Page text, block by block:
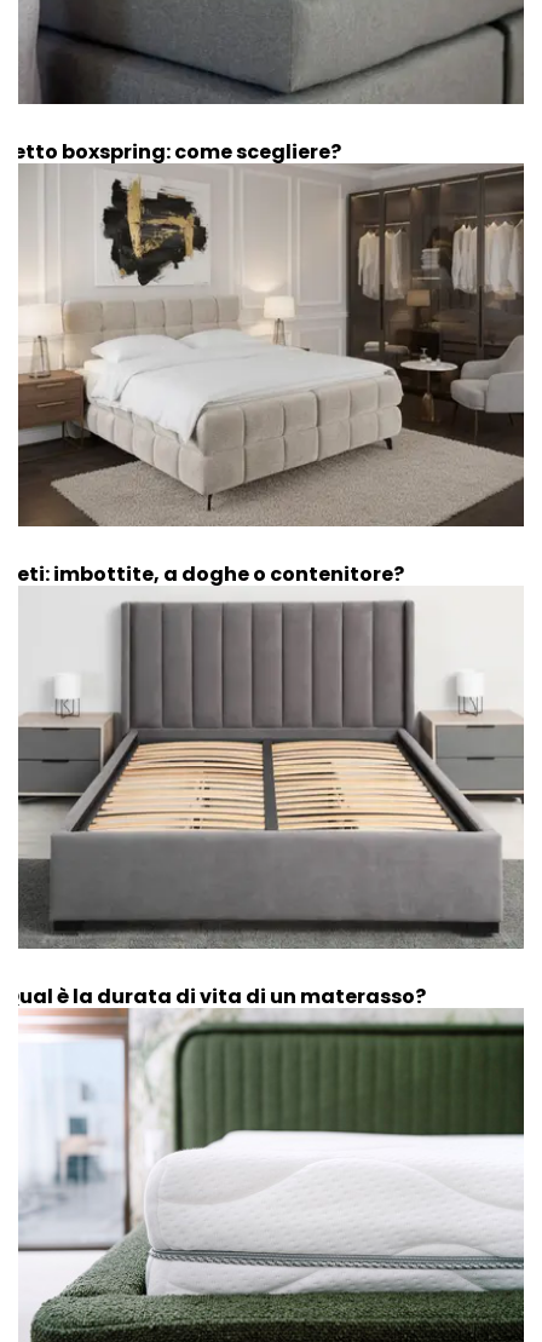
Letto boxspring: come scegliere?
Reti: imbottite, a doghe o contenitore?
Qual è la durata di vita di un materasso?